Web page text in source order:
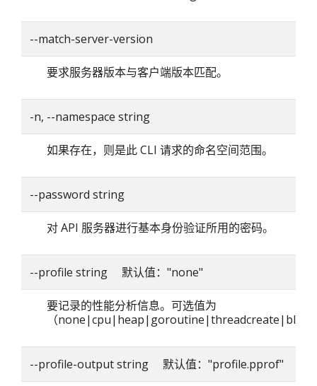
--match-server-version
要求服务器版本与客户端版本匹配。
-n, --namespace string
如果存在，则是此 CLI 请求的命名空间范围。
--password string
对 API 服务器进行基本身份验证所用的密码。
--profile string 默认值："none"
要记录的性能分析信息。可选值为
（
--profile-output string 默认值："profile.pprof"